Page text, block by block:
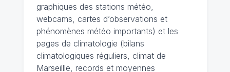
graphiques des stations météo,
webcams, cartes d’observations et
phénomènes météo importants) et les
pages de climatologie (bilans
climatologiques réguliers, climat de
Marseillle, records et moyennes